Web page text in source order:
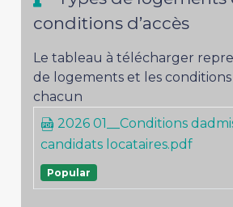
conditions d’accès
Le tableau à télécharger
de logements et les
chacun
2026 01__Conditions
candidats locataires.pdf
Popular